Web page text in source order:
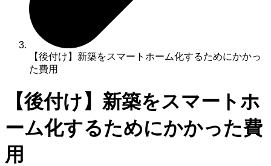
【後付け】新築をスマートホーム化するためにかかっ
た費用
【後付け】新築をスマートホ
ーム化するためにかかった費
用